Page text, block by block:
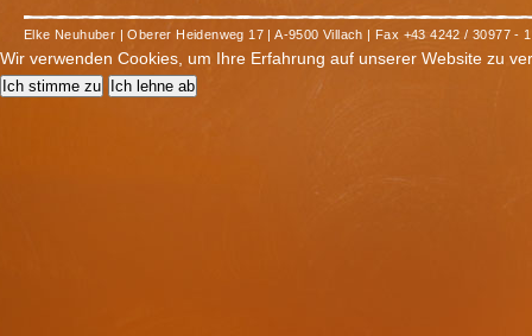
Elke Neuhuber | Oberer Heidenweg 17 | A-9500 Villach | Fax +43 4242 / 30977 -
Wir verwenden Cookies, um Ihre Erfahrung auf unserer Website zu
Ich stimme zu Ich lehne ab